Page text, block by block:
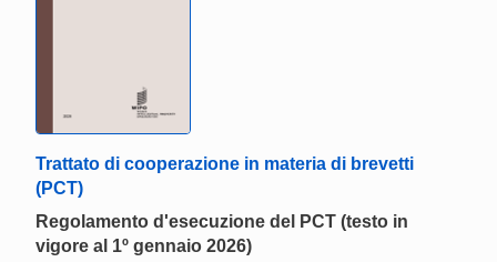
Trattato di cooperazione in materia di brevetti
(PCT)
Regolamento d'esecuzione del PCT (testo in
vigore al 1º gennaio 2026)